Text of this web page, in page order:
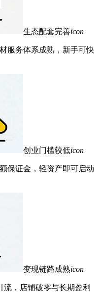
生态配套完善icon
服务体系成熟，新手可快
创业门槛较低icon
保证金，轻资产即可启动
变现链路成熟icon
流，店铺破零与长期盈利